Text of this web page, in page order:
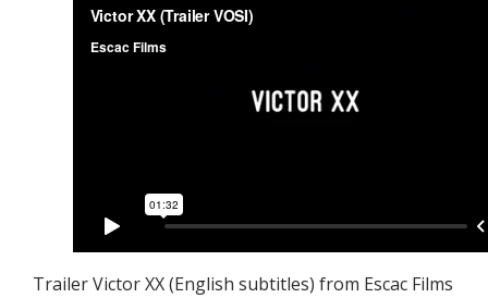
Trailer Victor XX (English subtitles) from Escac Films